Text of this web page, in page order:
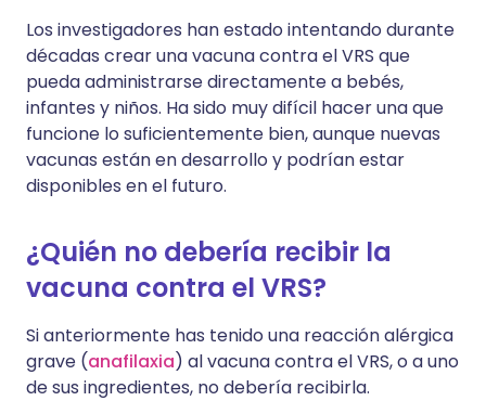
Los investigadores han estado intentando durante
décadas crear una vacuna contra el VRS que
pueda administrarse directamente a bebés,
infantes y niños. Ha sido muy difícil hacer una que
funcione lo suficientemente bien, aunque nuevas
vacunas están en desarrollo y podrían estar
disponibles en el futuro.
¿Quién no debería recibir la
vacuna contra el VRS?
Si anteriormente has tenido una reacción alérgica
grave (anafilaxia) al vacuna contra el VRS, o a uno
de sus ingredientes, no debería recibirla.